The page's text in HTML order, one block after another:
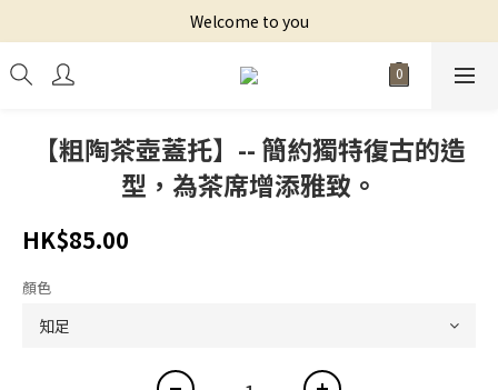
Welcome to you
【粗陶茶壺蓋托】-- 簡約獨特復古的造
型，為茶席增添雅致。
HK$85.00
顏色